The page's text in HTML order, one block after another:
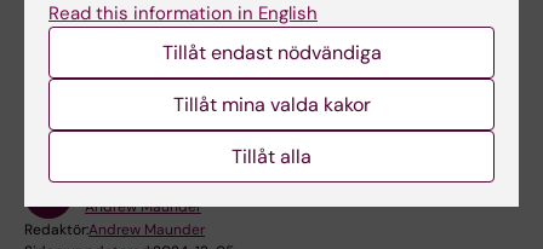
Hade du nytta av informationen på denna sida?
Innehållsgranskare:
Andrew Maunder
Redaktör:Andrew Maunder
Read this information in English
Tillåt endast nödvändiga
Tillåt mina valda kakor
Tillåt alla